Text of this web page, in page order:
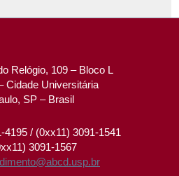
Relógio, 109 – Bloco L
Cidade Universitária
SP – Brasil
4195 / (0xx11) 3091-1541
3091-1567